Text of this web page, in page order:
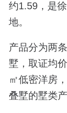
约1.59，是
地。
产品分为两
墅，取证均
㎡低密洋房
叠墅的墅类